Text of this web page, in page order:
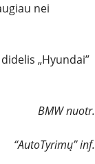
nei
„Hyundai”
BMW nuotr.
“AutoTyrimų” inf.